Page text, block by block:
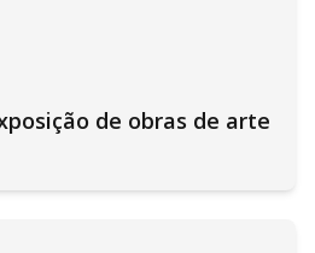
de obras de arte